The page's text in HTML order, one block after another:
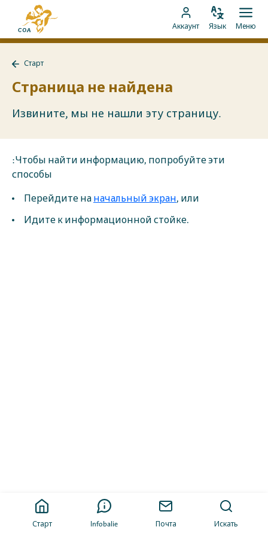
Перейти
контенту
главную
страницу
Перейти
к
Аккаунт
Изменить
Язык Меню
Старт Infobalie Почта Искать
Назад
Старт
Старт
Страница не найдена
Извините, мы не нашли эту страницу.
:Чтобы найти информацию, попробуйте эти
способы
Перейдите на начальный экран, или
Идите к информационной стойке.